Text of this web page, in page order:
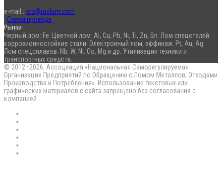
e-mail : sro@ruslom.com
Схема проезда
Рынки
Черный лом: Fe. Цветной лом: Al, Cu, Pb, Ni, Ti, Zn, Sn. Лом спецсталей:
коррозионностойкие стали. Электронный лом, аффинаж: Pt, Au, Ag.
Лом спецсплавов: Nb, W, Ni, Co, Mg и др. Утилизация техники и
транспортных средств.
© 2012–2026, Ассоциация «Национальная Саморегулируемая
Организация Предприятий по Обращению с Ломом Металлов, Отходами
Производства и Потребления». Использование текстовых или
графических материалов с сайта запрещено без согласования с
компанией.